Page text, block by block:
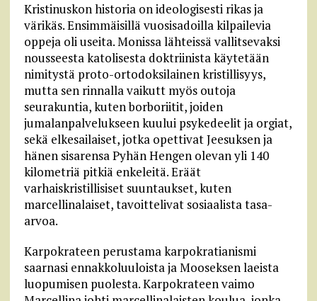
Kristinuskon historia on ideologisesti rikas ja
värikäs. Ensimmäisillä vuosisadoilla kilpailevia
oppeja oli useita. Monissa lähteissä vallitsevaksi
nousseesta katolisesta doktriinista käytetään
nimitystä proto-ortodoksilainen kristillisyys,
mutta sen rinnalla vaikutt myös outoja
seurakuntia, kuten borboriitit, joiden
jumalanpalvelukseen kuului psykedeelit ja orgiat,
sekä elkesailaiset, jotka opettivat Jeesuksen ja
hänen sisarensa Pyhän Hengen olevan yli 140
kilometriä pitkiä enkeleitä. Eräät
varhaiskristillisiset suuntaukset, kuten
marcellinalaiset, tavoittelivat sosiaalista tasa-
arvoa.
Karpokrateen perustama karpokratianismi
saarnasi ennakkoluuloista ja Mooseksen laeista
luopumisen puolesta. Karpokrateen vaimo